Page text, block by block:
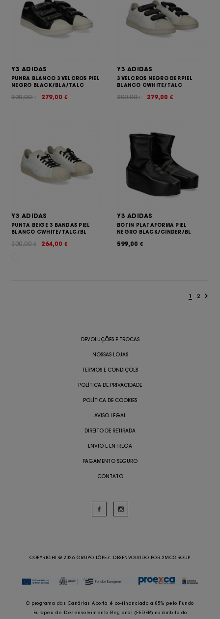
Y3 ADIDAS
PUNRA BLANCO 3 VELCROS PIEL
NEGRO BLACK/BLA/TALC
279,00 €
300,00€
Y3 ADIDAS
3 VELCROS NEGRO DEP.PIEL
BLANCO CWHITE/TALC
279,00 €
300,00€
Y3 ADIDAS
PUNTA BEIGE 3 BANDAS PIEL
BLANCO CWHITE/TALC/BL
264,00 €
300,00€
Y3 ADIDAS
BOTIN PLATAFORMA PIEL
NEGRO BLACK/CINDER/BL
599,00 €
1 2
DEVOLUÇÕES E TROCAS
NOSSAS LOJAS
TERMOS E CONDIÇÕES
POLÍTICA DE PRIVACIDADE
POLÍTICA DE COOKIES
AVISO LEGAL
DIREITO DE RETIRADA
ENVIO E ENTREGA
PAGAMENTO SEGURO
CONTATO
COPYRIGHT @ 2026 GRUPO LÓPEZ. DESENVOLVIDO POR 2MCGROUP
O programa das Canárias Aporta é co-financiado a 85% pelo Fundo
Europeu de Desenvolvimento Regional (FEDER) no âmbito do